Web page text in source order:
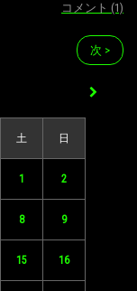
コメント (1)
次 >
土 日
1 2
8 9
15 16